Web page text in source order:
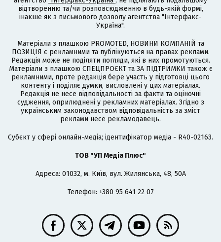
відтворенню та/чи розповсюдженню в будь-якій формі,
інакше як з письмового дозволу агентства "Інтерфакс-
Україна".
Матеріали з плашкою PROMOTED, НОВИНИ КОМПАНІЙ та
ПОЗИЦІЯ є рекламними та публікуються на правах реклами.
Редакція може не поділяти погляди, які в них промотуються.
Матеріали з плашкою СПЕЦПРОЄКТ та ЗА ПІДТРИМКИ також є
рекламними, проте редакція бере участь у підготовці цього
контенту і поділяє думки, висловлені у цих матеріалах.
Редакція не несе відповідальності за факти та оціночні
судження, оприлюднені у рекламних матеріалах. Згідно з
українським законодавством відповідальність за зміст
реклами несе рекламодавець.
Cубєкт у сфері онлайн-медіа; ідентифікатор медіа - R40-02163.
ТОВ "УП Медіа Плюс"
Адреса: 01032, м. Київ, вул. Жилянська, 48, 50А
Телефон: +380 95 641 22 07